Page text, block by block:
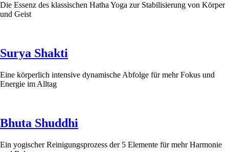
Die Essenz des klassischen Hatha Yoga zur Stabilisierung von Körper
und Geist
Surya Shakti
Eine körperlich intensive dynamische Abfolge für mehr Fokus und
Energie im Alltag
Bhuta Shuddhi
Ein yogischer Reinigungsprozess der 5 Elemente für mehr Harmonie